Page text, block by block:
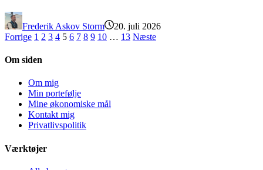
Frederik Askov Storm
20. juli 2026
Forrige 1 2 3 4 5 6 7 8 9 10 … 13 Næste
Om siden
Om mig
Min portefølje
Mine økonomiske mål
Kontakt mig
Privatlivspolitik
Værktøjer